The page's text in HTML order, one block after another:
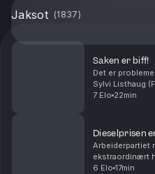
Jaksot (1837)
Saken er biff!
Det er
Sylvi Listhaug
Rødt går inn i
7 Elo 22min
Dieselprisen
Arbeiderpartiet
ekstraordinært
stredet blir
6 Elo 17min